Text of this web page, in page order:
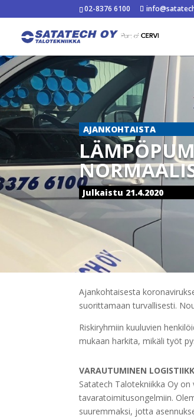
02-8376 6100
AJANKOHTAISTA
Julkaistu 21.4.2020
Ajankohtaisesta
suorittamaan turvallisesti.
Riskiryhmiin kuuluvien
mukaan harkita, mikäli työt
VARAUTUMINEN
Satatech Talotekniikka Oy
tavaratoimitusongelmiin.
suuremmaksi, jotta